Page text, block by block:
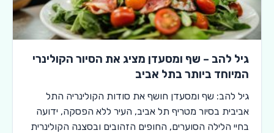
גיל להב – שף ומסעדן מציג את הסיור הקולינרי
המיוחד ביותר בתל אביב
גיל להב: שף ומסעדן חושף את סודות הקולינריה התל
אביבית בסיור מטריף תל אביב, העיר ללא הפסקה, ידועה
בחיי הלילה הסוערים, החופים הזהובים ובסצנה הקולינרית